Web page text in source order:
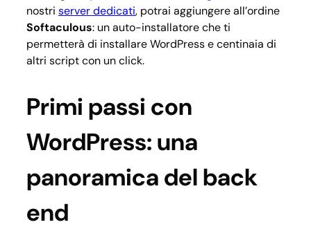
nostri server dedicati, potrai aggiungere all’ordine
Softaculous: un auto-installatore che ti
permetterà di installare WordPress e centinaia di
altri script con un click.
Primi passi con
WordPress: una
panoramica del back
end